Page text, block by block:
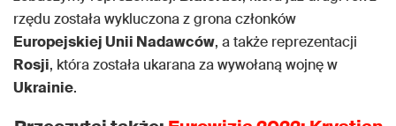
rzędu została wykluczona z grona członków
Europejskiej Unii Nadawców, a także reprezentacji
Rosji, która została ukarana za wywołaną wojnę w
Ukrainie.